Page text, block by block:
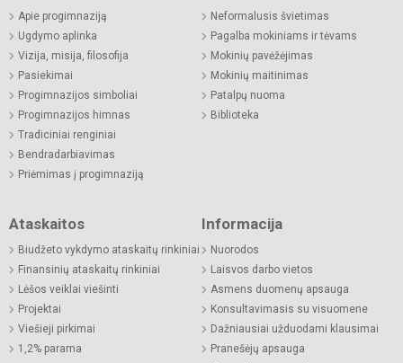
Apie progimnaziją
Ugdymo aplinka
Vizija, misija, filosofija
Pasiekimai
Progimnazijos simboliai
Progimnazijos himnas
Tradiciniai renginiai
Bendradarbiavimas
Priėmimas į progimnaziją
Neformalusis švietimas
Pagalba mokiniams ir tėvams
Mokinių pavėžėjimas
Mokinių maitinimas
Patalpų nuoma
Biblioteka
Ataskaitos
Biudžeto vykdymo ataskaitų rinkiniai
Finansinių ataskaitų rinkiniai
Lėšos veiklai viešinti
Projektai
Viešieji pirkimai
1,2% parama
Informacija
Nuorodos
Laisvos darbo vietos
Asmens duomenų apsauga
Konsultavimasis su visuomene
Dažniausiai užduodami klausimai
Pranešėjų apsauga